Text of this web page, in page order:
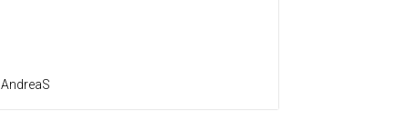
AndreaS